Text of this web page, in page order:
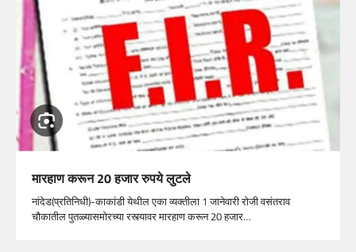
मारहाण करून 20 हजार रुपये लुटले
नांदेड(प्रतिनिधी)-काकांडी येथील एका व्यक्तीला 1 जानेवारी रोजी वसंतराव
चौकातील पुतळ्यासमोरच्या रस्त्यावर मारहाण करून 20 हजार…